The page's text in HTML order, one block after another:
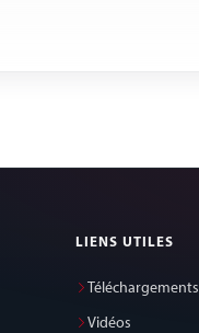
LIENS UTILES
Téléchargements
Vidéos